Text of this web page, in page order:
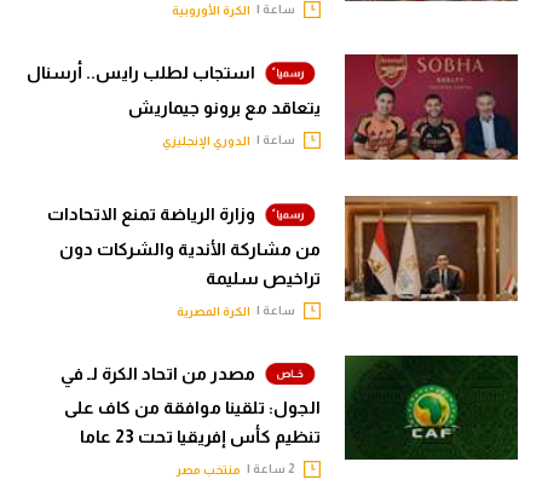
ساعة | الكرة الأوروبية
استجاب لطلب رايس.. أرسنال
يتعاقد مع برونو جيماريش
ساعة | الدوري الإنجليزي
وزارة الرياضة تمنع الاتحادات
من مشاركة الأندية والشركات دون
تراخيص سليمة
ساعة | الكرة المصرية
مصدر من اتحاد الكرة لـ في
الجول: تلقينا موافقة من كاف على
تنظيم كأس إفريقيا تحت 23 عاما
منتخب مصر